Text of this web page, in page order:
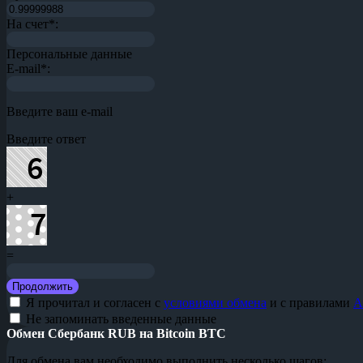
На счет*:
Персональные данные
E-mail*:
Введите ваш e-mail
Введите ответ
+
=
Я прочитал и согласен с условиями обмена и с правилами
Не запоминать введенные данные
Обмен Сбербанк RUB на Bitcoin BTC